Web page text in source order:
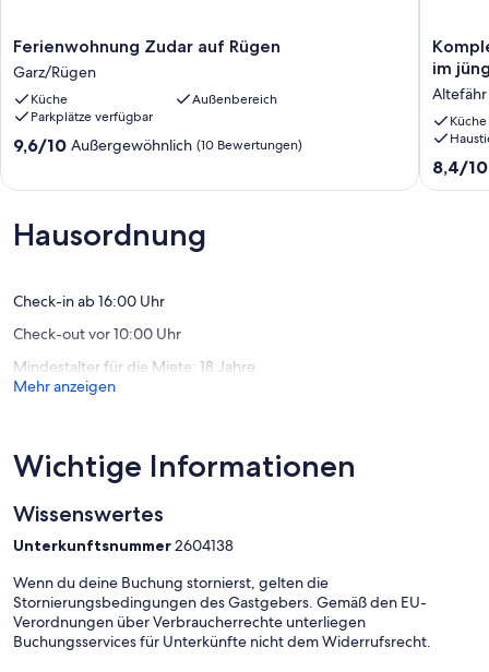
Ferienwohnung
Zudar
auf
Rügen
Garz/Rügen
Ferienwohnung Zudar auf Rügen
Garz/Rügen
Küche
Außenbereich
Parkplätze verfügbar
9.6
(10
Bewertungen)
9,6/10 Außergewöhnlich (10 Bewertungen)
1.
Etage
eines
im
Seebad
im
Altefähr
Küche
8.4
von
8,4/10
Hausordnung
Check-in ab 16:00 Uhr
Check-out vor 10:00 Uhr
Mindestalter für die Miete: 18 Jahre
Mehr anzeigen
Wichtige Informationen
Wissenswertes
Unterkunftsnummer2604138
Wenn du deine Buchung stornierst, gelten die
Stornierungsbedingungen des Gastgebers. Gemäß den EU-
Verordnungen über Verbraucherrechte unterliegen
Buchungsservices für Unterkünfte nicht dem Widerrufsrecht.